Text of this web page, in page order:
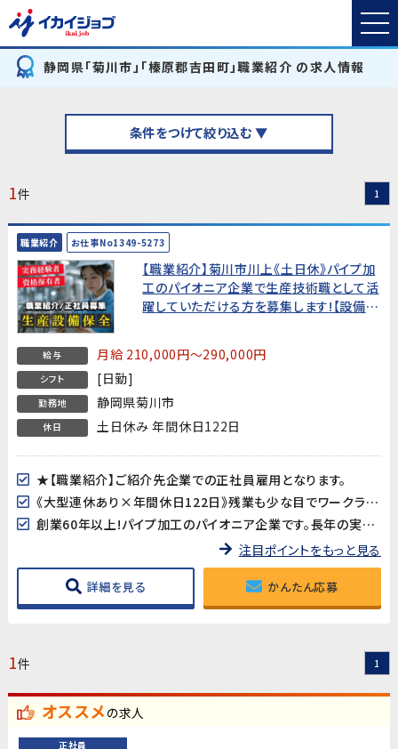
静岡県「菊川市」「榛原郡吉田町」職業紹介 の求人情報
条件をつけて絞り込む ▼
1件 1
職業紹介 お仕事No1349-5273
【職業紹介】菊川市川上《土日休》パイプ加
工のパイオニア企業で生産技術職として活
躍していただける方を募集します!【設備保
給与 月給 210,000円～290,000円
シフト [日勤]
勤務地 静岡県菊川市
休日 土日休み 年間休日122日
★【職業紹介】ご紹介先企業での正社員雇用となります。
《大型連休あり×年間休日122日》残業も少な目でワークライフバランスも取り易い♪
創業60年以上!パイプ加工のパイオニア企業です。長年の実績の基、長期的な就業が見込めます。
注目ポイントをもっと見る
詳細を見る かんたん応募
1件 1
オススメの求人
正社員